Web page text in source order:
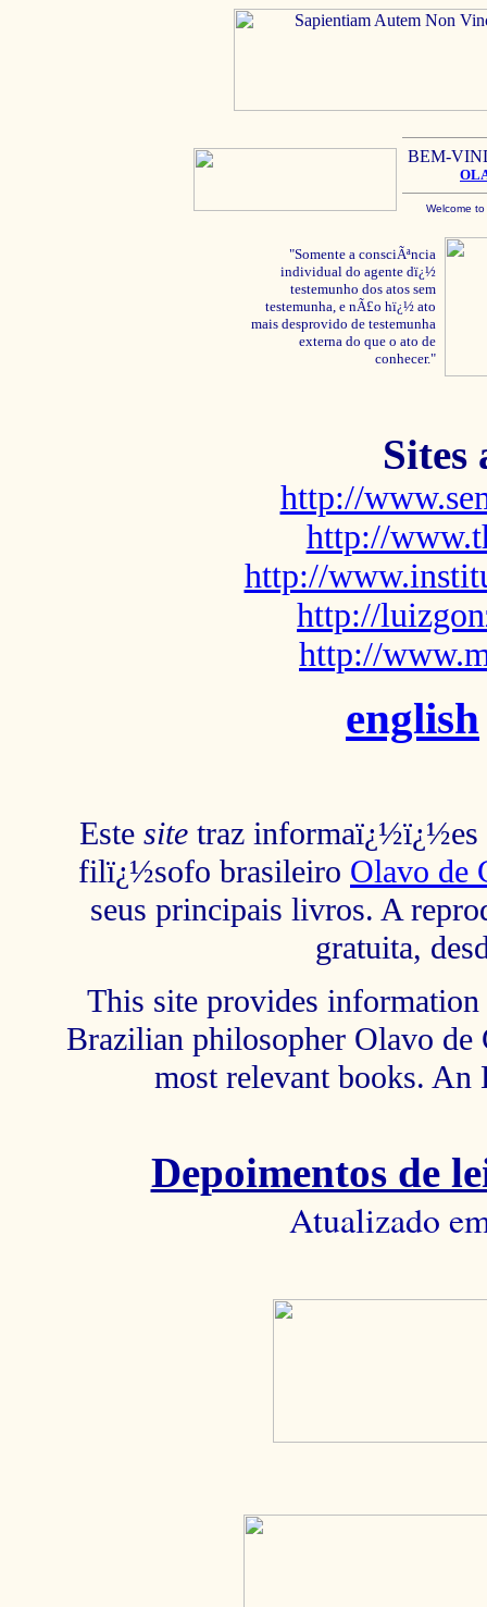
BEM-
Welcome
"Somente a consciÃªncia
individual do agente dï¿½
testemunho dos atos sem
testemunha, e nÃ£o hï¿½ ato
mais desprovido de testemunha
externa do que o ato de
conhecer."
Sites
http://
http://
http://
http://
http://
english
Este site traz informaï¿½ï¿½es
filï¿½sofo brasileiro Olavo de
seus principais livros. A
gratuita,
This site provides
Brazilian philosopher Olavo de
most relevant books.
Depoimentos de
Atualizado